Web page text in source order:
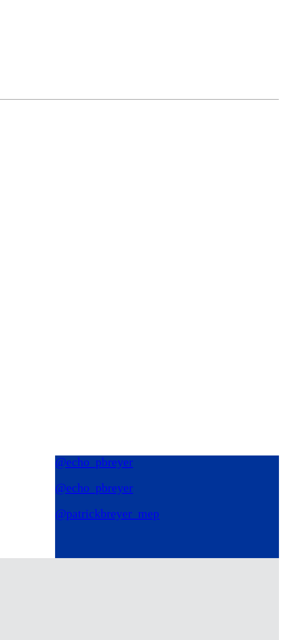
@echo_pbreyer
@echo_pbreyer
@patrickbreyer_mep